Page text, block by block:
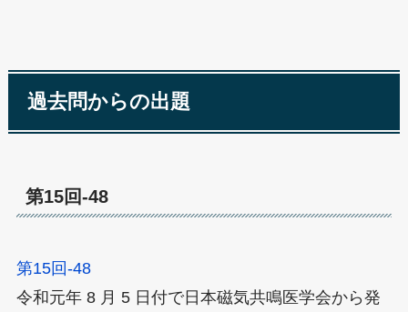
過去問からの出題
第15回-48
第15回-48
令和元年 8 月 5 日付で日本磁気共鳴医学会から発